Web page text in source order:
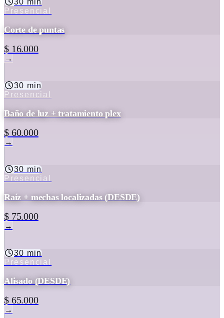
30 min
Presencial
Corte de puntas
$ 16.000
→
30 min
Presencial
Baño de luz + tratamiento plex
$ 60.000
→
30 min
Presencial
Raíz + mechas localizadas (DESDE)
$ 75.000
→
30 min
Presencial
Alisado (DESDE)
$ 65.000
→